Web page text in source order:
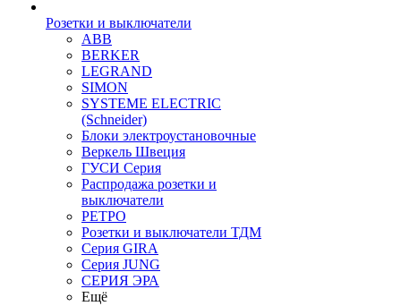
Розетки и выключатели
ABB
BERKER
LEGRAND
SIMON
SYSTEME ELECTRIC
(Schneider)
Блоки электроустановочные
Веркель Швеция
ГУСИ Серия
Распродажа розетки и
выключатели
РЕТРО
Розетки и выключатели ТДМ
Серия GIRA
Серия JUNG
СЕРИЯ ЭРА
Ещё